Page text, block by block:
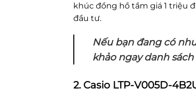
khúc đồng hồ tầm giá 1 triệu
đầu tư.
Nếu bạn đang có
khảo ngay danh
2. Casio LTP-V005D-